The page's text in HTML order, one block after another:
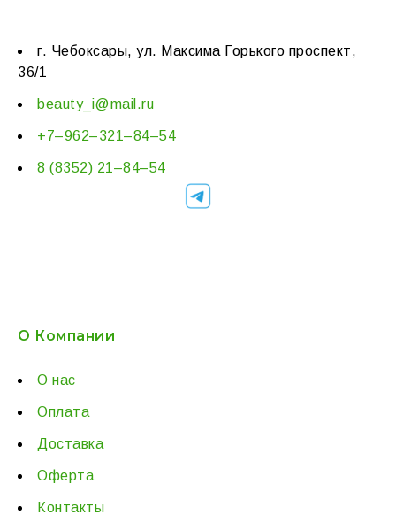
г. Чебоксары, ул. Максима Горького проспект,
36/1
beauty_i@mail.ru
+7–962–321–84–54
8 (8352) 21–84–54
О Компании
О нас
Оплата
Доставка
Оферта
Контакты